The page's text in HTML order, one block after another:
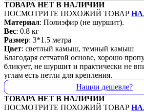
ТОВАРА НЕТ В НАЛИЧИИ
ПОСМОТРИТЕ ПОХОЖИЙ ТОВАР
Материал: Полиэфир (не шуршит).
Вес: 0.8 кг
Размер: 3*1.5 метра
Цвет: светлый камыш, темный камыш
Благодаря сетчатой основе, хорошо
бликует, не шуршит и практически не
углам есть петли для крепления.
Нашли дешевле?
ТОВАРА НЕТ В НАЛИЧИИ
ПОСМОТРИТЕ ПОХОЖИЙ ТОВАР